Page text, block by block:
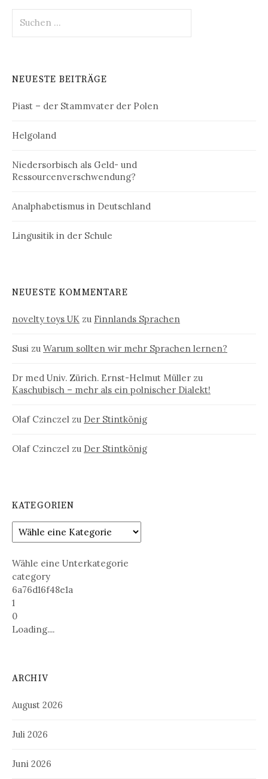
nach:
NEUESTE BEITRÄGE
Piast – der Stammvater der Polen
Helgoland
Niedersorbisch als Geld- und
Ressourcenverschwendung?
Analphabetismus in Deutschland
Lingusitik in der Schule
NEUESTE KOMMENTARE
novelty toys UK zu Finnlands Sprachen
Susi zu Warum sollten wir mehr Sprachen lernen?
Dr med Univ. Zürich. Ernst-Helmut Müller zu
Kaschubisch – mehr als ein polnischer Dialekt!
Olaf Czinczel zu Der Stintkönig
Olaf Czinczel zu Der Stintkönig
KATEGORIEN
Wähle eine Unterkategorie
category
6a76d16f48e1a
1
0
Loading....
ARCHIV
August 2026
Juli 2026
Juni 2026